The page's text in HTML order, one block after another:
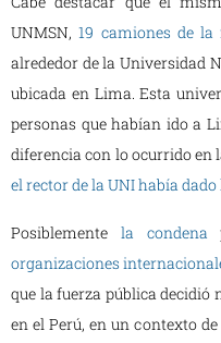
UNMSN, 19 camiones de la
alrededor de la Universidad
ubicada en Lima. Esta
personas que habían ido a
diferencia con lo ocurrido en
el rector de la UNI había
Posiblemente la condena
organizaciones
que la fuerza pública decidió
en el Perú, en un contexto